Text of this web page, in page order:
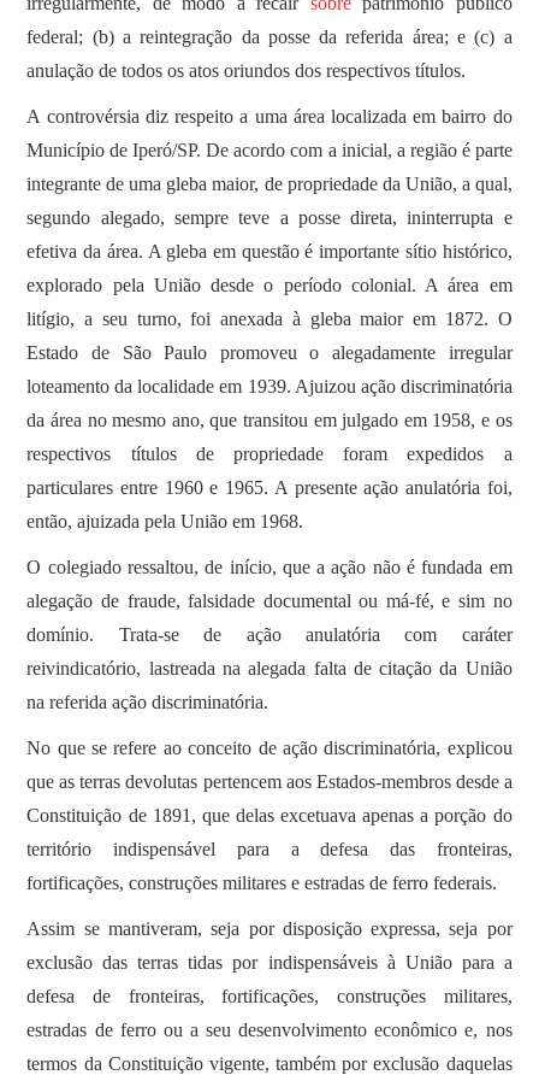
federal; (b) a reintegração da posse da referida área; e (c) a
anulação de todos os atos oriundos dos respectivos títulos.
A controvérsia diz respeito a uma área localizada em bairro do
Município de Iperó/SP. De acordo com a inicial, a região é parte
integrante de uma gleba maior, de propriedade da União, a qual,
segundo alegado, sempre teve a posse direta, ininterrupta e
efetiva da área. A gleba em questão é importante sítio histórico,
explorado pela União desde o período colonial. A área em
litígio, a seu turno, foi anexada à gleba maior em 1872. O
Estado de São Paulo promoveu o alegadamente irregular
loteamento da localidade em 1939. Ajuizou ação discriminatória
da área no mesmo ano, que transitou em julgado em 1958, e os
respectivos títulos de propriedade foram expedidos a
particulares entre 1960 e 1965. A presente ação anulatória foi,
então, ajuizada pela União em 1968.
O colegiado ressaltou, de início, que a ação não é fundada em
alegação de fraude, falsidade documental ou má-fé, e sim no
domínio. Trata-se de ação anulatória com caráter
reivindicatório, lastreada na alegada falta de citação da União
na referida ação discriminatória.
No que se refere ao conceito de ação discriminatória, explicou
que as terras devolutas pertencem aos Estados-membros desde a
Constituição de 1891, que delas excetuava apenas a porção do
território indispensável para a defesa das fronteiras,
fortificações, construções militares e estradas de ferro federais.
Assim se mantiveram, seja por disposição expressa, seja por
exclusão das terras tidas por indispensáveis à União para a
defesa de fronteiras, fortificações, construções militares,
estradas de ferro ou a seu desenvolvimento econômico e, nos
termos da Constituição vigente, também por exclusão daquelas